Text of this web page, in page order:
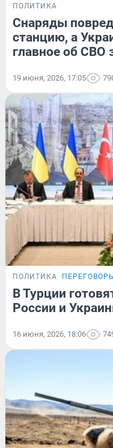
ПОЛИТИКА
Снаряды
станцию, а
главное об СВО
19 июня, 2026, 17:05
ПОЛИТИКА
В Турции
России и
16 июня, 2026, 18:06